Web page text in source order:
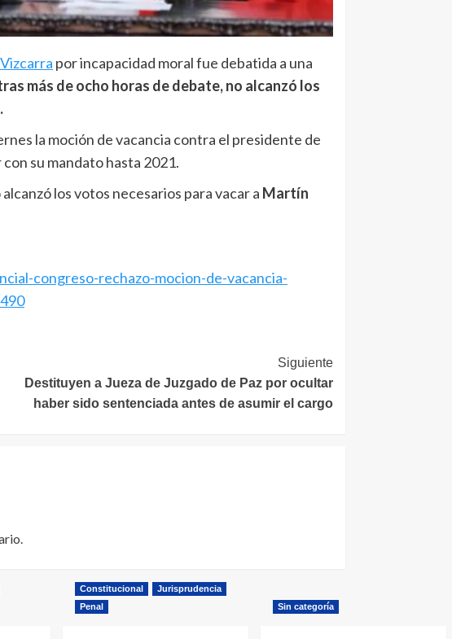
por incapacidad moral fue debatida a una
más de ocho horas de debate, no alcanzó los
la moción de vacancia contra el presidente de
su mandato hasta 2021.
los votos necesarios para vacar a Martín
congreso-rechazo-mocion-de-vacancia-
Siguiente
Destituyen a Jueza de Juzgado de Paz por ocultar
haber sido sentenciada antes de asumir el cargo
Constitucional
Jurisprudencia
Penal
Sin categoría